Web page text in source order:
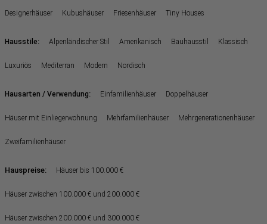
Designerhäuser Kubushäuser Friesenhäuser Tiny Houses
Hausstile: Alpenländischer Stil Amerikanisch Bauhausstil Klassisch
Luxuriös Mediterran Modern Nordisch
Hausarten / Verwendung: Einfamilienhäuser Doppelhäuser
Häuser mit Einliegerwohnung Mehrfamilienhäuser Mehrgenerationenhäuser
Zweifamilienhäuser
Hauspreise: Häuser bis 100.000 €
Häuser zwischen 100.000 € und 200.000 €
Häuser zwischen 200.000 € und 300.000 €